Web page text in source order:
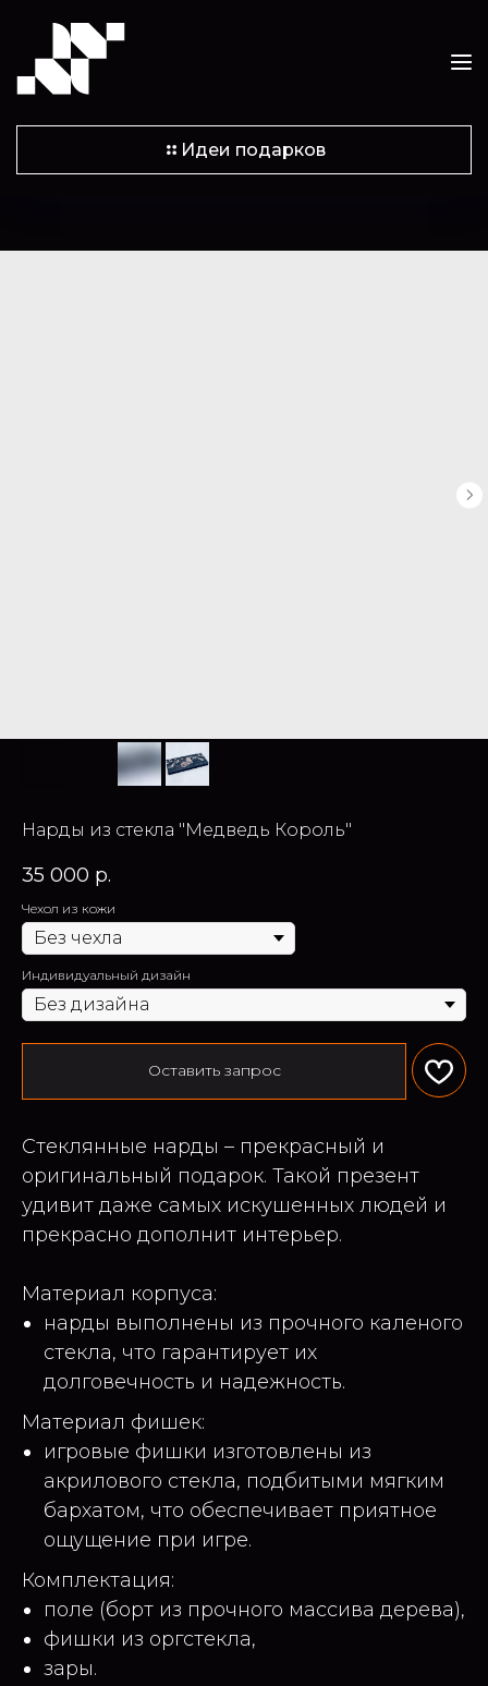
Идеи подарков
Нарды из стекла "Медведь Король"
35 000 р.
Чехол из кожи
Индивидуальный дизайн
Оставить запрос
Стеклянные нарды – прекрасный и
оригинальный подарок. Такой презент
удивит даже самых искушенных людей и
прекрасно дополнит интерьер.
Материал корпуса:
нарды выполнены из прочного каленого
стекла, что гарантирует их
долговечность и надежность.
Материал фишек:
игровые фишки изготовлены из
акрилового стекла, подбитыми мягким
бархатом, что обеспечивает приятное
ощущение при игре.
Комплектация:
поле (борт из прочного массива дерева),
фишки из оргстекла,
зары.